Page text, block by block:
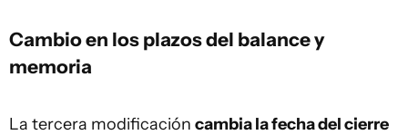
Cambio en los plazos del balance y
memoria
La tercera modificación cambia la fecha del cierre